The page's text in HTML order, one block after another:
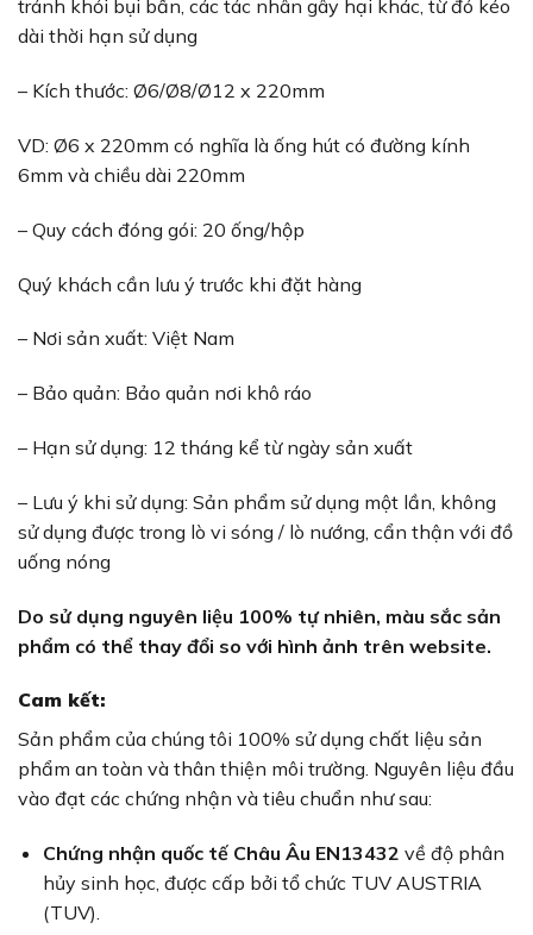
tránh khỏi bụi bẩn, các tác nhân gây hại khác, từ đó kéo
dài thời hạn sử dụng
– Kích thước: Ø6/Ø8/Ø12 x 220mm
VD: Ø6 x 220mm có nghĩa là ống hút có đường kính
6mm và chiều dài 220mm
– Quy cách đóng gói: 20 ống/hộp
Quý khách cần lưu ý trước khi đặt hàng
– Nơi sản xuất: Việt Nam
– Bảo quản: Bảo quản nơi khô ráo
– Hạn sử dụng: 12 tháng kể từ ngày sản xuất
– Lưu ý khi sử dụng: Sản phẩm sử dụng một lần, không
sử dụng được trong lò vi sóng / lò nướng, cẩn thận với đồ
uống nóng
Do sử dụng nguyên liệu 100% tự nhiên, màu sắc sản
phẩm có thể thay đổi so với hình ảnh trên website.
Cam kết:
Sản phẩm của chúng tôi 100% sử dụng chất liệu sản
phẩm an toàn và thân thiện môi trường. Nguyên liệu đầu
vào đạt các chứng nhận và tiêu chuẩn như sau:
Chứng nhận quốc tế Châu Âu EN13432 về độ phân
hủy sinh học, được cấp bởi tổ chức TUV AUSTRIA
(TUV).